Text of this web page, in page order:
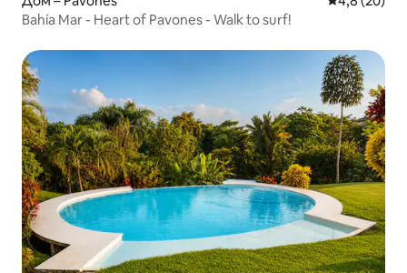
Bahía Mar - Heart of Pavones - Walk to surf!